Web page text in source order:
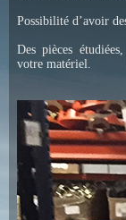
Possibilité d’avoir
Des pièces
votre matériel.